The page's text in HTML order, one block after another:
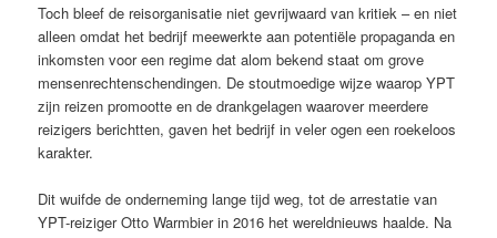
Toch bleef de reisorganisatie niet gevrijwaard van kritiek – en niet
alleen omdat het bedrijf meewerkte aan potentiële propaganda en
inkomsten voor een regime dat alom bekend staat om grove
mensenrechtenschendingen. De stoutmoedige wijze waarop YPT
zijn reizen promootte en de drankgelagen waarover meerdere
reizigers berichtten, gaven het bedrijf in veler ogen een roekeloos
karakter.
Dit wuifde de onderneming lange tijd weg, tot de arrestatie van
YPT-reiziger Otto Warmbier in 2016 het wereldnieuws haalde. Na